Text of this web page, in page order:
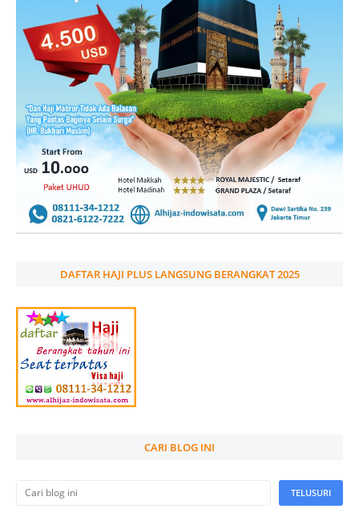
DAFTAR HAJI PLUS LANGSUNG BERANGKAT 2025
CARI BLOG INI